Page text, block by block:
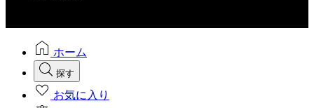
ホーム
探す
お気に入り